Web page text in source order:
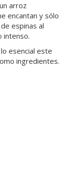
arroz
encantan y sólo
espinas al
intenso.
esencial este
ingredientes.